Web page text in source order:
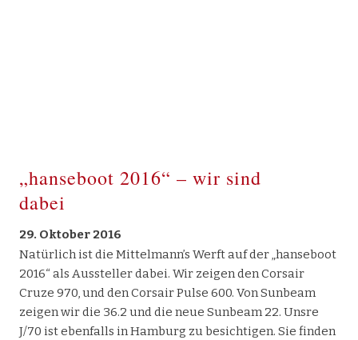
„hanseboot 2016“ – wir sind
dabei
29. Oktober 2016
Natürlich ist die Mittelmann’s Werft auf der „hanseboot
2016“ als Aussteller dabei. Wir zeigen den Corsair
Cruze 970, und den Corsair Pulse 600. Von Sunbeam
zeigen wir die 36.2 und die neue Sunbeam 22. Unsre
J/70 ist ebenfalls in Hamburg zu besichtigen. Sie finden